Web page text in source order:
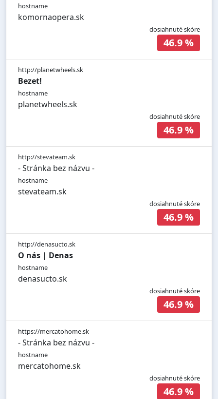
hostname
komornaopera.sk
dosiahnuté skóre
46.9 %
http://planetwheels.sk
Bezet!
hostname
planetwheels.sk
dosiahnuté skóre
46.9 %
http://stevateam.sk
- Stránka bez názvu -
hostname
stevateam.sk
dosiahnuté skóre
46.9 %
http://denasucto.sk
O nás | Denas
hostname
denasucto.sk
dosiahnuté skóre
46.9 %
https://mercatohome.sk
- Stránka bez názvu -
hostname
mercatohome.sk
dosiahnuté skóre
46.9 %